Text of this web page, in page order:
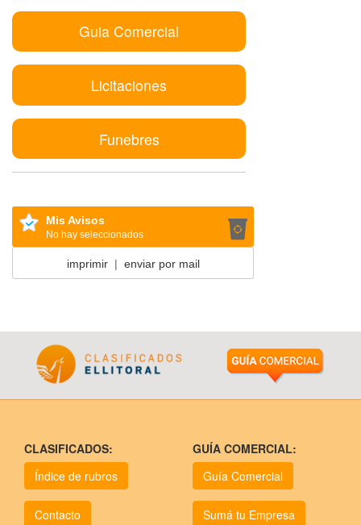
Guia Comercial
Licitaciones
Funebres
Mis Avisos
No hay seleccionados
imprimir| enviar por mail
CLASIFICADOS:
Índice de rubros
Contacto
GUÍA COMERCIAL:
Guía Comercial
Sumá tu Empresa